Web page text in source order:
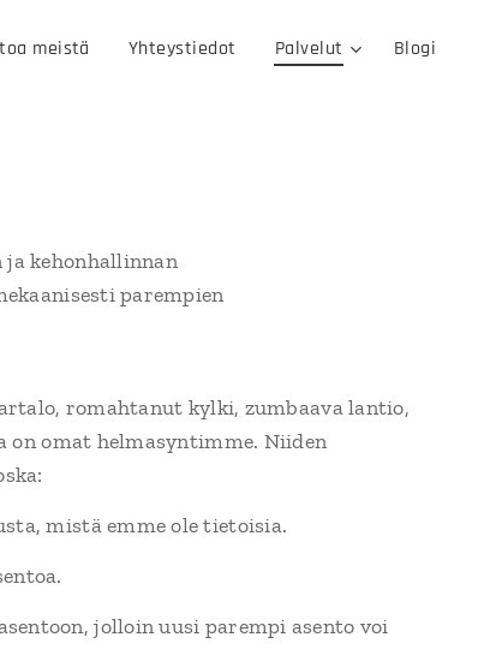
meistä Yhteystiedot Palvelut Blogi
kehonhallinnan
parempien
romahtanut kylki, zumbaava lantio,
on omat helmasyntimme. Niiden
mistä emme ole tietoisia.
jolloin uusi parempi asento voi